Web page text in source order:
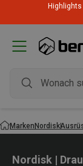
MarkenNordisk
Nordisk |